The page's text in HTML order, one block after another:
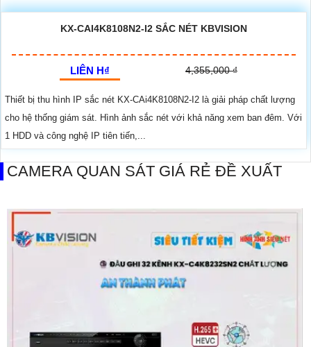
KX-CAI4K8108N2-I2 SẮC NÉT KBVISION
LIÊN H₫ 4,355,000 ₫
Thiết bị thu hình IP sắc nét KX-CAi4K8108N2-I2 là giải pháp chất lượng
cho hệ thống giám sát. Hình ảnh sắc nét với khả năng xem ban đêm. Với
1 HDD và công nghệ IP tiên tiến,...
CAMERA QUAN SÁT GIÁ RẺ ĐỀ XUẤT